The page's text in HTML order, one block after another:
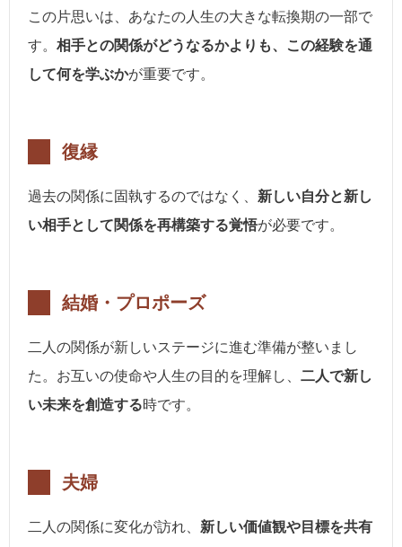
この片思いは、あなたの人生の大きな転換期の一部で
す。 相手との関係がどうなるかよりも、この経験を通
して何を学ぶかが重要です。
復縁
過去の関係に固執するのではなく、 新しい自分と新し
い相手として関係を再構築する覚悟が必要です。
結婚・プロポーズ
二人の関係が新しいステージに進む準備が整いまし
た。お互いの使命や人生の目的を理解し、 二人で新し
い未来を創造する時です。
夫婦
二人の関係に変化が訪れ、 新しい価値観や目標を共有